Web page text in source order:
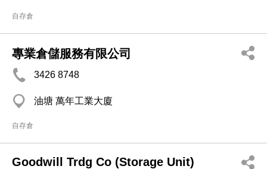
自存倉
專業倉儲服務有限公司
3426 8748
油塘 萬年工業大廈
自存倉
Goodwill Trdg Co (Storage Unit)